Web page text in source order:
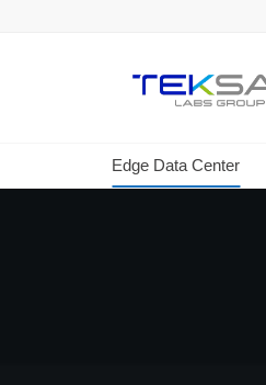
Edge Data Center